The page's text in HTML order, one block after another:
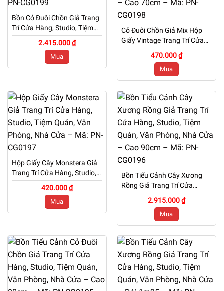
Bồn Cỏ Đuôi Chồn Giả Trang
Trí Cửa Hàng, Studio, Tiệm
Quán, Văn Phòng, Nhà Cửa
– Cao 1m1 – Mã: PN-
2.415.000 ₫
Mua
Cỏ Đuôi Chồn Giả Mix Hộp
Giấy Vintage Trang Trí Cửa
Hàng, Studio, Tiệm Quán,
Văn Phòng, Nhà Cửa – Cao
70cm – Mã: PN-CG0198
470.000 ₫
Mua
Hộp Giấy Cây Monstera Giả
Trang Trí Cửa Hàng, Studio,
Tiệm Quán, Văn Phòng, Nhà
Cửa – Mã: PN-CG0197
420.000 ₫
Mua
Bồn Tiểu Cảnh Cây Xương
Rồng Giả Trang Trí Cửa
Hàng, Studio, Tiệm Quán,
Văn Phòng, Nhà Cửa – Cao
90cm – Mã: PN-CG0196
2.915.000 ₫
Mua